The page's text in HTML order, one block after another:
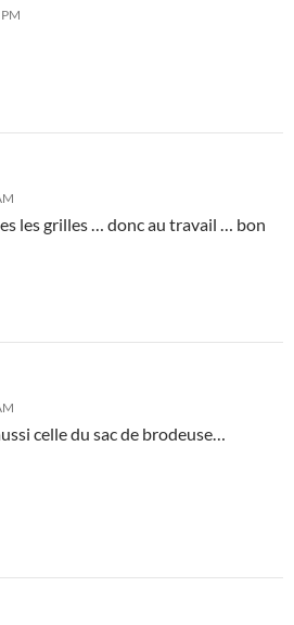
les grilles … donc au travail … bon
celle du sac de brodeuse…